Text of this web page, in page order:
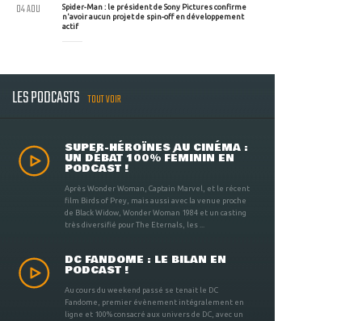
Spider-Man : le président de Sony Pictures confirme
n'avoir aucun projet de spin-off en développement
actif
04 AOU
LES PODCASTS TOUT VOIR
SUPER-HÉROÏNES AU CINÉMA :
UN DÉBAT 100% FÉMININ EN
PODCAST !
Après Wonder Woman, Captain Marvel, et le récent
film Birds of Prey, mais aussi avec la venue proche
de Black Widow, Wonder Woman 1984 et un casting
très diversifié pour The Eternals, les ...
DC FANDOME : LE BILAN EN
PODCAST !
Au cours du weekend passé se tenait le DC
Fandome, premier évènement intégralement en
ligne et 100% consacré aux univers de DC, avec un